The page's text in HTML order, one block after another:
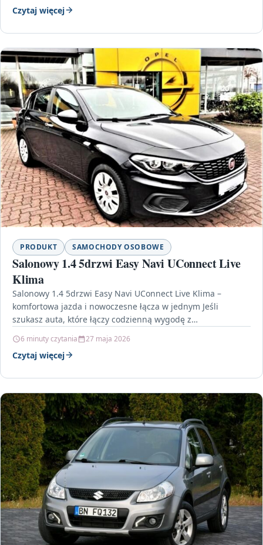
Czytaj więcej
PRODUKT SAMOCHODY OSOBOWE
Salonowy 1.4 5drzwi Easy Navi UConnect Live
Klima
Salonowy 1.4 5drzwi Easy Navi UConnect Live Klima –
komfortowa jazda i nowoczesne łącza w jednym Jeśli
szukasz auta, które łączy codzienną wygodę z…
6 minuty czytania 27 maja 2026
Czytaj więcej